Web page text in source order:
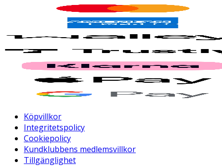
Köpvillkor
Integritetspolicy
Cookiepolicy
Kundklubbens medlemsvillkor
Tillgänglighet